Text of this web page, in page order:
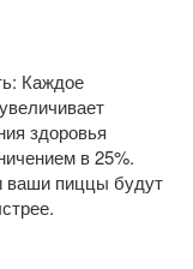
Каждое
здоровья
в 25%.
ваши пиццы будут